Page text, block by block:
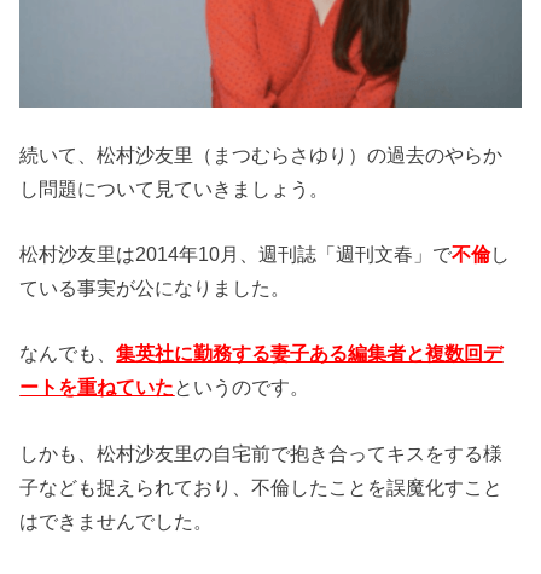
続いて、松村沙友里（まつむらさゆり）の過去のやらか
し問題について見ていきましょう。
松村沙友里は2014年10月、週刊誌「週刊文春」で不倫し
ている事実が公になりました。
なんでも、集英社に勤務する妻子ある編集者と複数回デ
ートを重ねていたというのです。
しかも、松村沙友里の自宅前で抱き合ってキスをする様
子なども捉えられており、不倫したことを誤魔化すこと
はできませんでした。